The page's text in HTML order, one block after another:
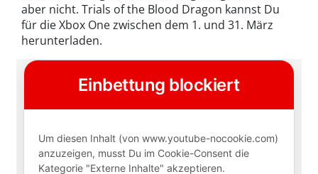
aber nicht. Trials of the Blood Dragon kannst Du
für die Xbox One zwischen dem 1. und 31. März
herunterladen.